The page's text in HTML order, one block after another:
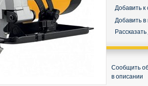
Добавить
Добавить
Сообщить
в описании